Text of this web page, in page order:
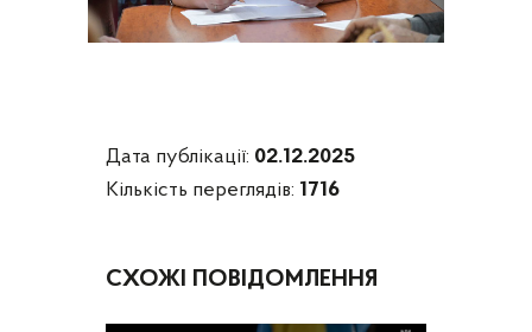
Дата публікації: 02.12.2025
Кількість переглядів: 1716
СХОЖІ ПОВІДОМЛЕННЯ